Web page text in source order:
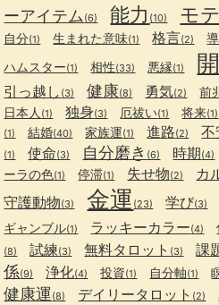
ーアイテム (6) 能力 (10) モテ
自分(1) 生まれた意味(1) 格言(2)
ハムスター(1) 相性(33) 悪縁(1)
引っ越し (3) 健康(8) 勇気(2) 前
日本人 (1) 独身(3) 厄祓い(1) 将来(1)
(1) 結婚(40) 家族運(1) 進路(2) 不
(1) 使命(3) 自分磨き (6) 時期(4)
ーラの色(1) 停滞(1) 失せ物(2) カ
守護動物(3) 金運 (23) 学び(3)
ギャンブル(1) ラッキーカラー(4)
(8) 試練(3) 無料タロット (3) 課
係(9) 浄化(4) 投資(1) 自分軸(1)
健康運(8) デイリータロット (2)